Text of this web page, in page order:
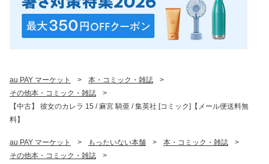
au PAY マーケット > 本・コミック・雑誌
>
その他本・コミック・雑誌
>
【中古】 彼女のカレラ 15 / 麻宮 騎亜 / 集英社 [コミック]【メール便送料無
料】
au PAY マーケット > もったいない本舗 > 本・コミック・雑誌
>
その他本・コミック・雑誌
>